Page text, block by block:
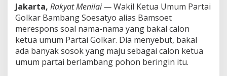
l
k
a
r
2
0
2
Jakarta, Rakyat Menilai —Wakil Ketua Umum Partai
Golkar Bambang Soesatyo alias Bamsoet
merespons soal nama-nama yang bakal calon
ketua umum Partai Golkar. Dia menyebut, bakal
ada banyak sosok yang maju sebagai calon ketua
umum partai berlambang pohon beringin itu.